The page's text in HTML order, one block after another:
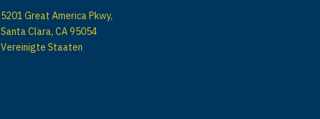
5201 Great America Pkwy,
Santa Clara, CA 95054
Vereinigte Staaten